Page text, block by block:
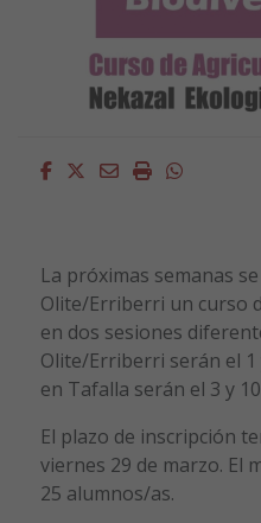
Facebook
Twitter
EmailImprimirWhatsapp
La próximas semanas
Olite/Erriberri un curso
en dos sesiones
Olite/Erriberri serán el
en Tafalla serán el 3 y
El plazo de inscripción
viernes 29 de marzo. El
25 alumnos/as.